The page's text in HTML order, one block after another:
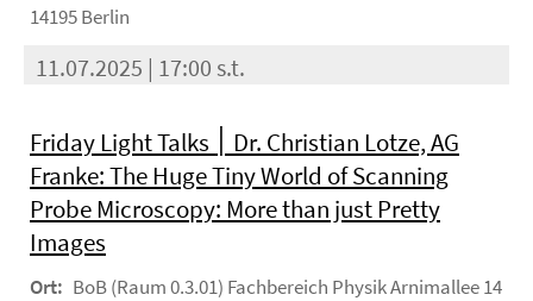
14195 Berlin
11.07.2025 | 17:00 s.t.
Friday Light Talks ׀ Dr. Christian Lotze, AG
Franke: The Huge Tiny World of Scanning
Probe Microscopy: More than just Pretty
Images
Ort: BoB (Raum 0.3.01) Fachbereich Physik Arnimallee 14